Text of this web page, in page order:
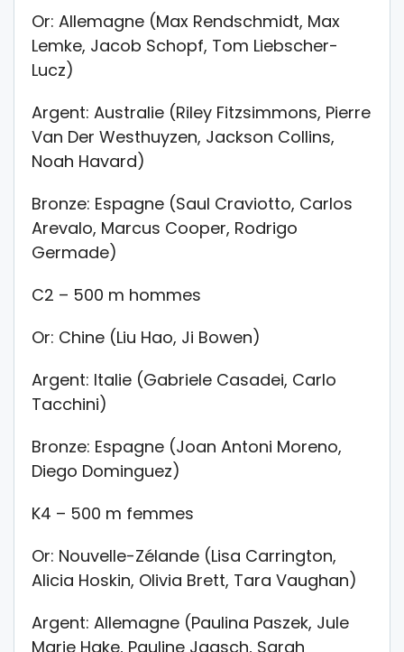
Or: Allemagne (Max Rendschmidt, Max
Lemke, Jacob Schopf, Tom Liebscher-
Lucz)
Argent: Australie (Riley Fitzsimmons, Pierre
Van Der Westhuyzen, Jackson Collins,
Noah Havard)
Bronze: Espagne (Saul Craviotto, Carlos
Arevalo, Marcus Cooper, Rodrigo
Germade)
C2 – 500 m hommes
Or: Chine (Liu Hao, Ji Bowen)
Argent: Italie (Gabriele Casadei, Carlo
Tacchini)
Bronze: Espagne (Joan Antoni Moreno,
Diego Dominguez)
K4 – 500 m femmes
Or: Nouvelle-Zélande (Lisa Carrington,
Alicia Hoskin, Olivia Brett, Tara Vaughan)
Argent: Allemagne (Paulina Paszek, Jule
Marie Hake, Pauline Jagsch, Sarah